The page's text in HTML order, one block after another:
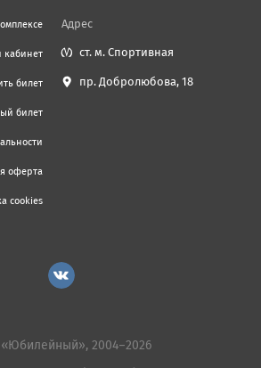
билет
билет
оферта
cookies
Адрес
ст. м. Спортивная
пр. Добролюбова, 18
2004–2026